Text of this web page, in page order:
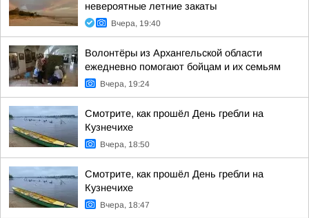
невероятные летние закаты
Вчера, 19:40
Волонтёры из Архангельской области
ежедневно помогают бойцам и их семьям
Вчера, 19:24
Смотрите, как прошёл День гребли на
Кузнечихе
Вчера, 18:50
Смотрите, как прошёл День гребли на
Кузнечихе
Вчера, 18:47